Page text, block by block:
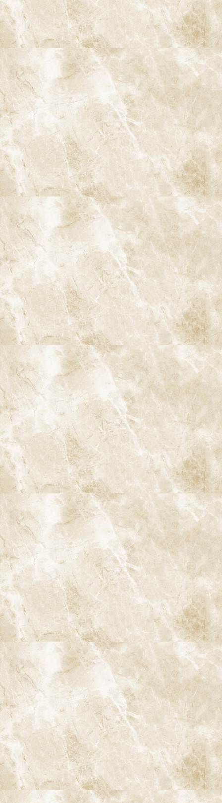
7. iTeroのメリット
iTeroを使用することには、多くのメリットがあります。以下にそ
の主な利点を挙げます。
7-1. 快適性の向上
口腔内スキャナは、従来の印象材を使わずに型取りを行うため、
患者様の不快感を軽減します。スキャニングは迅速に行われ、患者
様はわずかな時間でスキャンを終えることができます。
7-2. 精度の向上
iTeroは、非常に高精度なデータを取得できるため、型取りの誤差
が少なくなります。これにより、治療計画がより正確になります。
7-3. デジタルデータの活用
取得したデジタルデータはすぐに保存でき、他の医療機関や技工
所と共有することが可能です。これにより、治療の進行がスムーズ
になります。
8. iTeroのデメリット
iTeroには多くのメリットがありますが、いくつかのデメリットも
考慮する必要があります。
8-1. 費用
先進のデジタルスキャナーは導入コストが高いため、設備投資が
必要です。そのため導入を見送る歯科医院も少なくありません。
8-2. 操作に慣れが必要
新しい技術であるため、スタッフがiTeroを扱うための研修が必要
です。適切な操作方法を習得するまでに時間がかかることがあり
ます。
9. iTeroの流れ
iTeroを使用した歯型取りの流れは以下の通りです。
9-1. 事前準備
まず、患者様に治療の説明を行い、リラックスしていただくよう
努めます。患者様の口腔内をチェックし、スキャニングの準備を
します。
9-2. スキャニング
iTeroを使用して、患者様の口腔内をスキャンします。このプロセ